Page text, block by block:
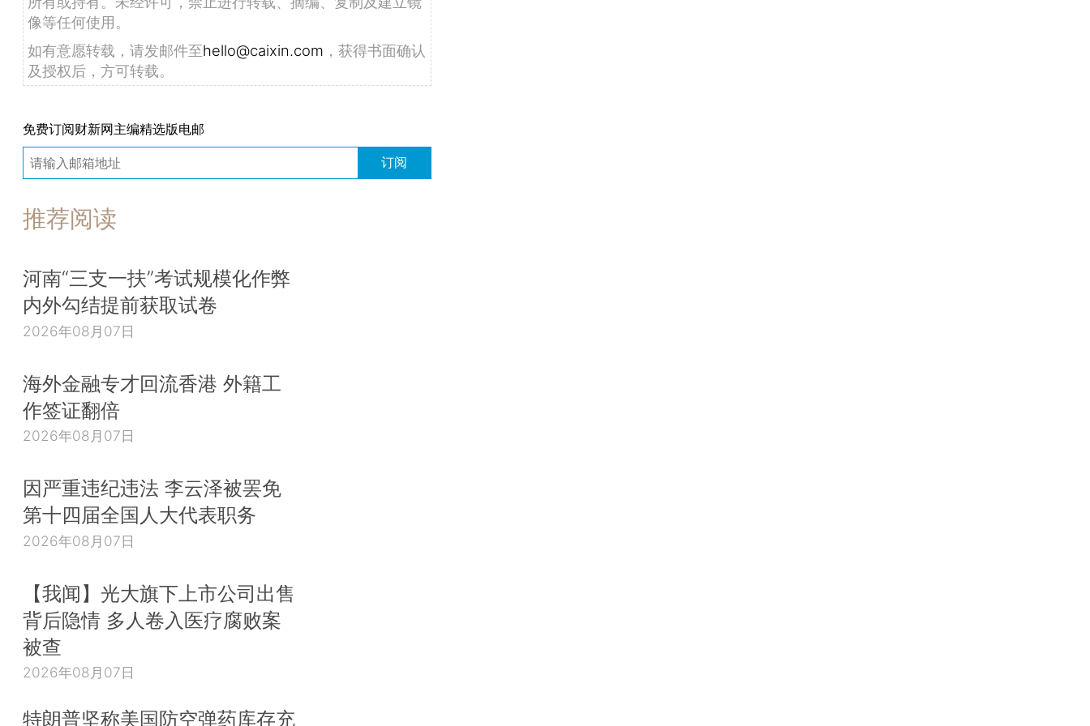
像等任何使用。
如有意愿转载，请发邮件至hello@caixin.com ，获得书面确认
及授权后，方可转载。
免费订阅财新网主编精选版电邮
订阅
推荐阅读
河南“三支一扶”考试规模化作弊
内外勾结提前获取试卷
2026年08月07日
海外金融专才回流香港 外籍工
作签证翻倍
2026年08月07日
因严重违纪违法 李云泽被罢免
第十四届全国人大代表职务
2026年08月07日
【我闻】光大旗下上市公司出售
背后隐情 多人卷入医疗腐败案
被查
2026年08月07日
特朗普坚称美国防空弹药库存充